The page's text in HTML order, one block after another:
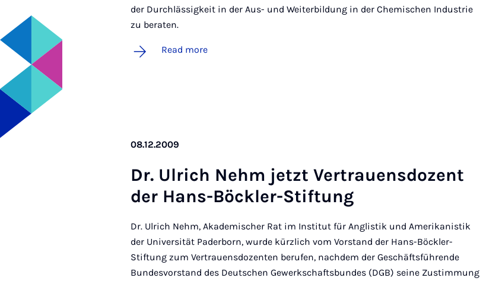
der Durchlässigkeit in der Aus- und Weiterbildung in der Chemischen Industrie
zu beraten.
Read more
08.12.2009
Dr. Ul­rich Nehm jet­zt Ver­trauens­dozent
der Hans-Böck­ler-Stif­tung
Dr. Ulrich Nehm, Akademischer Rat im Ins­titut für Anglistik und Amerikanistik
der Universität Paderborn, wurde kürzlich vom Vorstand der Hans-Böckler-
Stiftung zum Vertrauensdozenten berufen, nachdem der Geschäftsführende
Bundesvorstand des Deutschen Gewerkschaftsbundes (DGB) seine Zustimmung